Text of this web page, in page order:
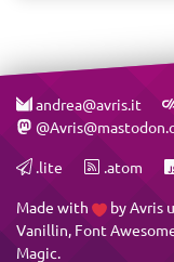
andrea@avris.it
.lite .atom
Made with byAvris
Vanillin, Font
Magic.